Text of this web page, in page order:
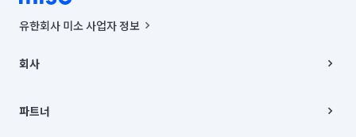
유한회사 미소 사업자 정보
00019 |
주소 | 본사: 서울특별시 종로구 율곡로 6(중학동, 트윈트리빌딩) B동 5층
컨택센터 : 서울특별시 종로구 수송동 율곡로 24, 7층, 8층 미소
회사
채용
파트너